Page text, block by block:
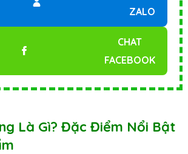
ZALO
CHAT
FACEBOOK
Là Gì? Đặc Điểm Nổi Bật